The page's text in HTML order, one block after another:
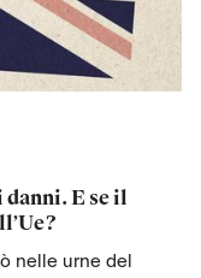
E se il
nelle urne del